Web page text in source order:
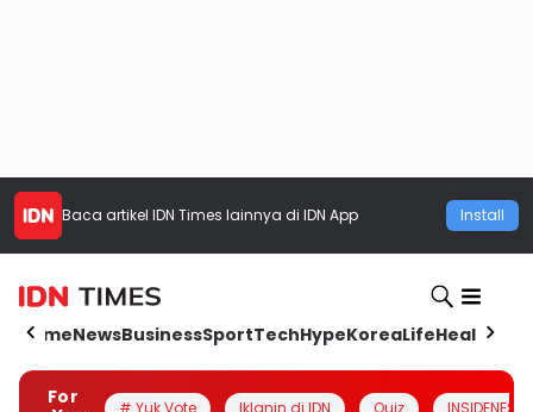
Baca artikel IDN Times lainnya di IDN App Install
HomeNewsBusinessSportTechHypeKoreaLifeHealth
For
# Yuk Vote Iklanin di IDN Quiz INSIDENESIA